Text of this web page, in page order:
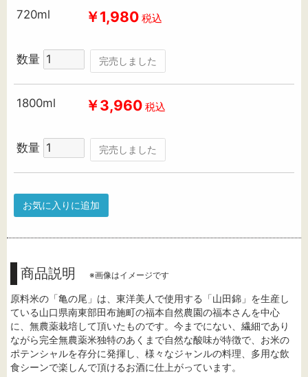
720ml ￥1,980 税込
数量 完売しました
1800ml ￥3,960 税込
数量 完売しました
お気に入りに追加
商品説明 ※画像はイメージです
原料米の「亀の尾」は、東洋美人で使用する「山田錦」を生産し
ている山口県南東部田布施町の福本自然農園の福本さんを中心
に、無農薬栽培して頂いたものです。今までにない、繊細であり
ながら完全無農薬米独特のあくまで自然な酸味が特徴で、お米の
ポテンシャルを存分に発揮し、様々なジャンルの料理、多用な飲
食シーンで楽しんで頂けるお酒に仕上がっています。